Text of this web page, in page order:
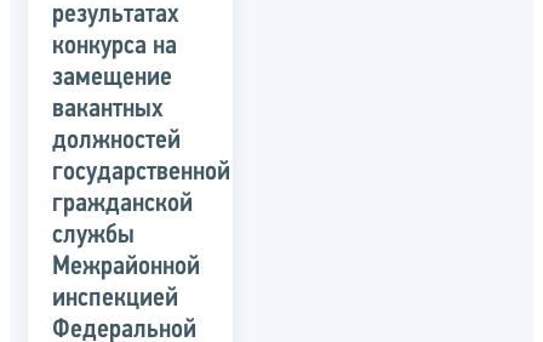
результатах
конкурса на
замещение
вакантных
должностей
государственной
гражданской
службы
Межрайонной
инспекцией
Федеральной